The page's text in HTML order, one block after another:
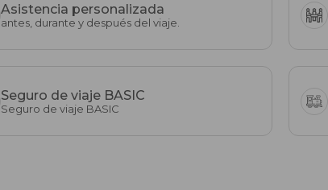
Asistencia personalizada
antes, durante y después del viaje.
Seguro de viaje BASIC
Seguro de viaje BASIC